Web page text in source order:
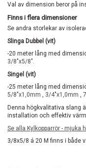
Val av dimension beror på
Finns i flera dimensioner
Se andra storlekar av
Slinga Dubbel (vit)
-20 meter lång med
3/8"x5/8".
Singel (vit)
-25 meter lång med
5/8"x1,0mm , 3/4"x1,0mm ,
Denna högkvalitativa slang
installation och effektiv
Se alla Kylkopparrör - mjuka
3/8x5/8 á 20 M finns i både